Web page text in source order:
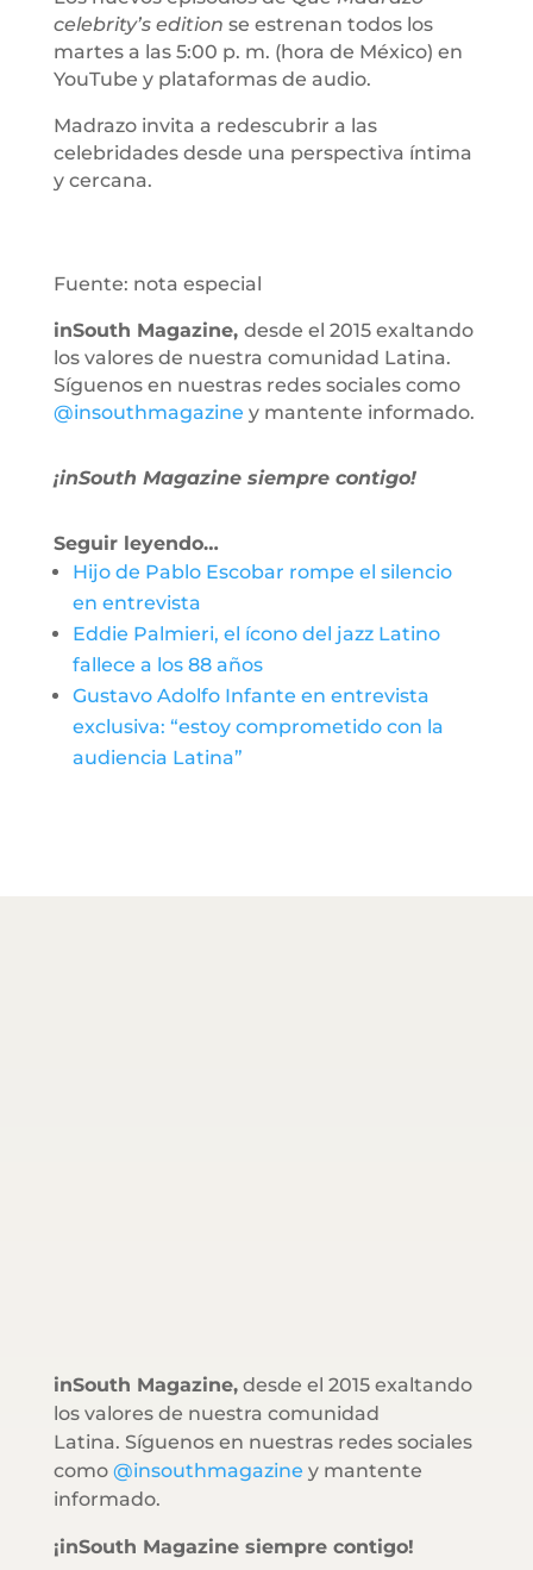
celebrity’s edition se estrenan todos los
martes a las 5:00 p. m. (hora de México) en
YouTube y plataformas de audio.
Madrazo invita a redescubrir a las
celebridades desde una perspectiva íntima
y cercana.
Fuente: nota especial
inSouth Magazine, desde el 2015 exaltando
los valores de nuestra comunidad Latina.
Síguenos en nuestras redes sociales como
@insouthmagazine y mantente informado.
¡inSouth Magazine siempre contigo!
Seguir leyendo…
Hijo de Pablo Escobar rompe el silencio
en entrevista
Eddie Palmieri, el ícono del jazz Latino
fallece a los 88 años
Gustavo Adolfo Infante en entrevista
exclusiva: “estoy comprometido con la
audiencia Latina”
inSouth Magazine,desde el 2015 exaltando
los valores de nuestra comunidad
Latina. Síguenos en nuestras redes sociales
como @insouthmagazine y mantente
informado.
¡inSouth Magazine siempre contigo!